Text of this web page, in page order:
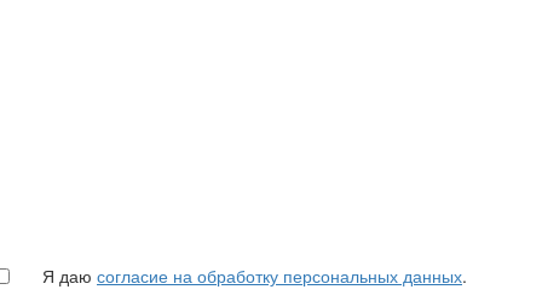
Я даю согласие на обработку персональных данных.